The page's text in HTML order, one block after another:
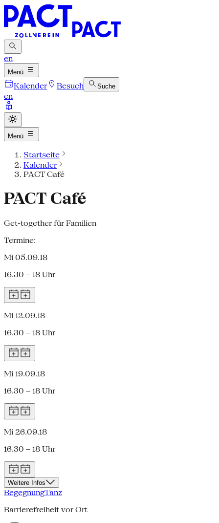
en
Menü
Kalender Besuch Suche
en
Menü
Startseite
Kalender
PACT Café
PACT Café
Get-together für Familien
Termine:
Mi 05.09.18
16.30 – 18 Uhr
Mi 12.09.18
16.30 – 18 Uhr
Mi 19.09.18
16.30 – 18 Uhr
Mi 26.09.18
16.30 – 18 Uhr
Weitere Infos
BegegnungTanz
Barrierefreiheit vor Ort